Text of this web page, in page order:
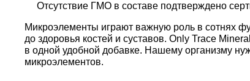
Отсутствие ГМО в составе подтверждено
Микроэлементы играют важную роль в сотнях
до здоровья костей и суставов. Only Trace
в одной удобной добавке. Нашему организму
микроэлементов.